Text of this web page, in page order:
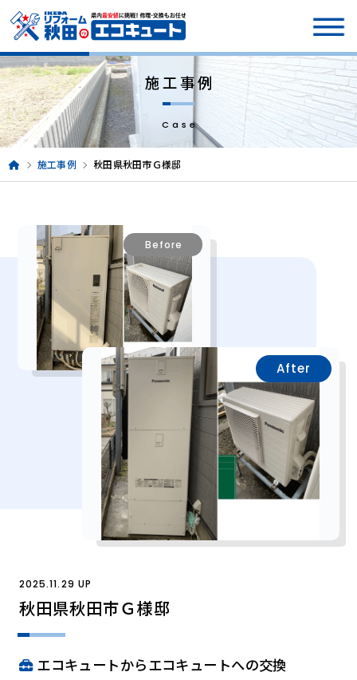
施工事例
Case
施工事例 秋田県秋田市Ｇ様邸
Before
After
2025.11.29 UP
秋田県秋田市Ｇ様邸
エコキュートからエコキュートへの交換